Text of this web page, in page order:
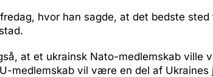
hvor han sagde, at det bedste sted
at et ukrainsk Nato-medlemskab ville
medlemskab vil være en del af Ukraines